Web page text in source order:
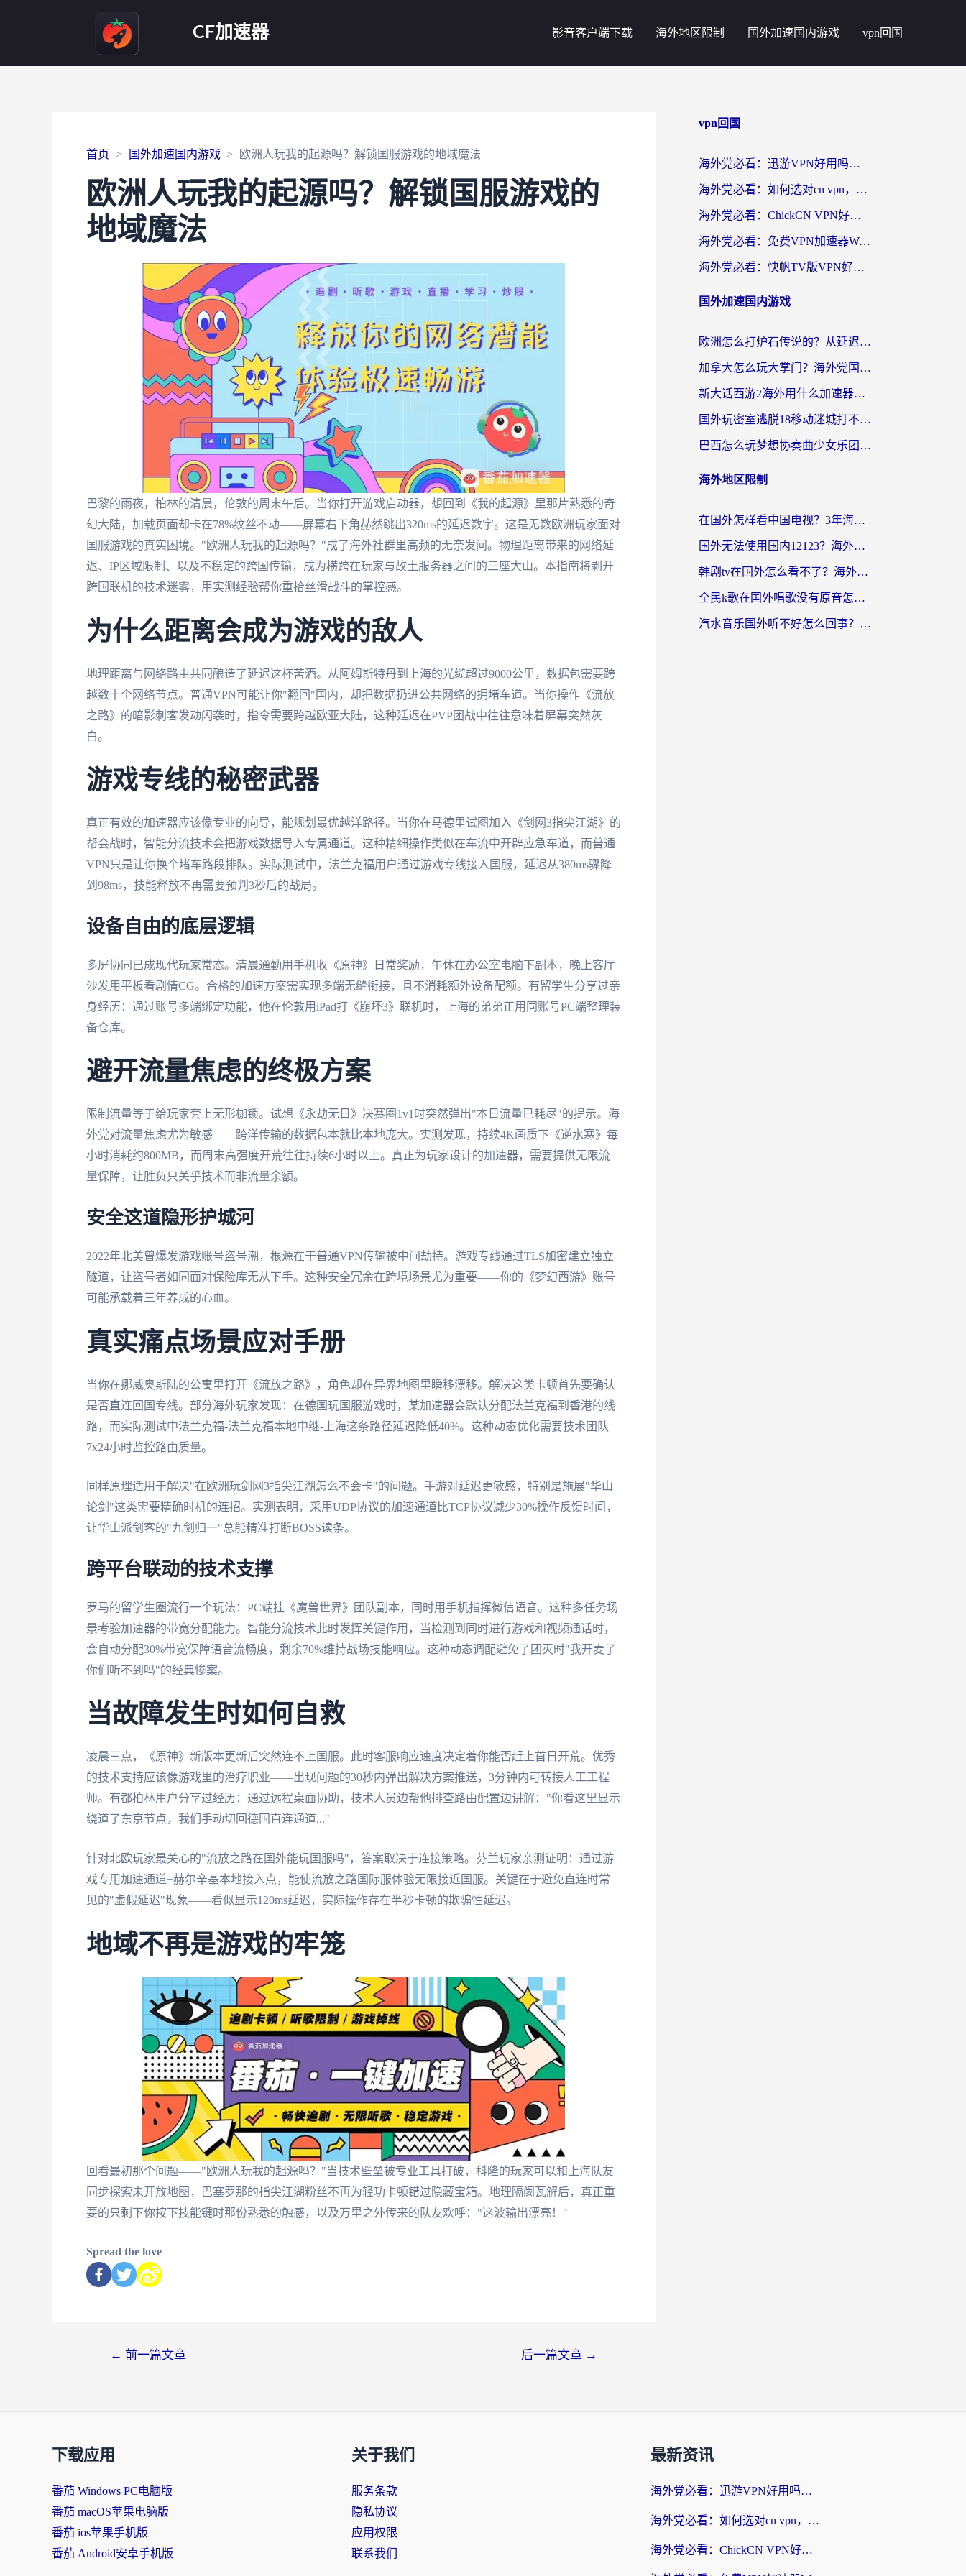
CF加速器 影音客户端下载 海外地区限制 国外加速国内游戏 vpn回国
首页 国外加速国内游戏 欧洲人玩我的起源吗？解锁国服游戏的地域魔法
欧洲人玩我的起源吗？解锁国服游戏的
地域魔法
巴黎的雨夜，柏林的清晨，伦敦的周末午后。当你打开游戏启动器，想回到《我的起源》里那片熟悉的奇
幻大陆，加载页面却卡在78%纹丝不动——屏幕右下角赫然跳出320ms的延迟数字。这是无数欧洲玩家面对
国服游戏的真实困境。"欧洲人玩我的起源吗？"成了海外社群里高频的无奈发问。物理距离带来的网络延
迟、IP区域限制、以及不稳定的跨国传输，成为横跨在玩家与故土服务器之间的三座大山。本指南将剥开
跨国联机的技术迷雾，用实测经验帮你重拾丝滑战斗的掌控感。
为什么距离会成为游戏的敌人
地理距离与网络路由共同酿造了延迟这杯苦酒。从阿姆斯特丹到上海的光缆超过9000公里，数据包需要跨
越数十个网络节点。普通VPN可能让你"翻回"国内，却把数据扔进公共网络的拥堵车道。当你操作《流放
之路》的暗影刺客发动闪袭时，指令需要跨越欧亚大陆，这种延迟在PVP团战中往往意味着屏幕突然灰
白。
游戏专线的秘密武器
真正有效的加速器应该像专业的向导，能规划最优越洋路径。当你在马德里试图加入《剑网3指尖江湖》的
帮会战时，智能分流技术会把游戏数据导入专属通道。这种精细操作类似在车流中开辟应急车道，而普通
VPN只是让你换个堵车路段排队。实际测试中，法兰克福用户通过游戏专线接入国服，延迟从380ms骤降
到98ms，技能释放不再需要预判3秒后的战局。
设备自由的底层逻辑
多屏协同已成现代玩家常态。清晨通勤用手机收《原神》日常奖励，午休在办公室电脑下副本，晚上客厅
沙发用平板看剧情CG。合格的加速方案需实现多端无缝衔接，且不消耗额外设备配额。有留学生分享过亲
身经历：通过账号多端绑定功能，他在伦敦用iPad打《崩坏3》联机时，上海的弟弟正用同账号PC端整理装
备仓库。
避开流量焦虑的终极方案
限制流量等于给玩家套上无形枷锁。试想《永劫无日》决赛圈1v1时突然弹出"本日流量已耗尽"的提示。海
外党对流量焦虑尤为敏感——跨洋传输的数据包本就比本地庞大。实测发现，持续4K画质下《逆水寒》每
小时消耗约800MB，而周末高强度开荒往往持续6小时以上。真正为玩家设计的加速器，需要提供无限流
量保障，让胜负只关乎技术而非流量余额。
安全这道隐形护城河
2022年北美曾爆发游戏账号盗号潮，根源在于普通VPN传输被中间劫持。游戏专线通过TLS加密建立独立
隧道，让盗号者如同面对保险库无从下手。这种安全冗余在跨境场景尤为重要——你的《梦幻西游》账号
可能承载着三年养成的心血。
真实痛点场景应对手册
当你在挪威奥斯陆的公寓里打开《流放之路》，角色却在异界地图里瞬移漂移。解决这类卡顿首先要确认
是否直连回国专线。部分海外玩家发现：在德国玩国服游戏时，某加速器会默认分配法兰克福到香港的线
路，而实际测试中法兰克福-法兰克福本地中继-上海这条路径延迟降低40%。这种动态优化需要技术团队
7x24小时监控路由质量。
同样原理适用于解决"在欧洲玩剑网3指尖江湖怎么不会卡"的问题。手游对延迟更敏感，特别是施展"华山
论剑"这类需要精确时机的连招。实测表明，采用UDP协议的加速通道比TCP协议减少30%操作反馈时间，
让华山派剑客的"九剑归一"总能精准打断BOSS读条。
跨平台联动的技术支撑
罗马的留学生圈流行一个玩法：PC端挂《魔兽世界》团队副本，同时用手机指挥微信语音。这种多任务场
景考验加速器的带宽分配能力。智能分流技术此时发挥关键作用，当检测到同时进行游戏和视频通话时，
会自动分配30%带宽保障语音流畅度，剩余70%维持战场技能响应。这种动态调配避免了团灭时"我开麦了
你们听不到吗"的经典惨案。
当故障发生时如何自救
凌晨三点，《原神》新版本更新后突然连不上国服。此时客服响应速度决定着你能否赶上首日开荒。优秀
的技术支持应该像游戏里的治疗职业——出现问题的30秒内弹出解决方案推送，3分钟内可转接人工工程
师。有都柏林用户分享过经历：通过远程桌面协助，技术人员边帮他排查路由配置边讲解："你看这里显示
绕道了东京节点，我们手动切回德国直连通道..."
针对北欧玩家最关心的"流放之路在国外能玩国服吗"，答案取决于连接策略。芬兰玩家亲测证明：通过游
戏专用加速通道+赫尔辛基本地接入点，能使流放之路国际服体验无限接近国服。关键在于避免直连时常
见的"虚假延迟"现象——看似显示120ms延迟，实际操作存在半秒卡顿的欺骗性延迟。
地域不再是游戏的牢笼
回看最初那个问题——"欧洲人玩我的起源吗？"当技术壁垒被专业工具打破，科隆的玩家可以和上海队友
同步探索未开放地图，巴塞罗那的指尖江湖粉丝不再为轻功卡顿错过隐藏宝箱。地理隔阂瓦解后，真正重
要的只剩下你按下技能键时那份熟悉的触感，以及万里之外传来的队友欢呼："这波输出漂亮！"
Spread the love
← 前一篇文章 后一篇文章 →
vpn回国
海外党必看：迅游VPN好用吗？和番茄加速器VPN对比哪个回国效果更好？
海外党必看：如何选对cn vpn，轻松解锁国内影音游戏？
海外党必看：ChickCN VPN好用吗？和星河VPN对比哪个回国效果更好？附真实体验+避坑指南
海外党必看：免费VPN加速器Windows版怎么选？附真实测评与无缝访问国内资源指南
海外党必看：快帆TV版VPN好用吗？和hi龟龟VPN对比哪个回国效果更好？附免费加速器选择指南
国外加速国内游戏
欧洲怎么打炉石传说的？从延迟999到丝滑上分，我找到了靠谱加速器
加拿大怎么玩大掌门？海外党国服游戏加速避坑指南（附实用工具推荐）
新大话西游2海外用什么加速器登录？老玩家亲测有效的国服游戏加速指南
国外玩密室逃脱18移动迷城打不开怎么办？海外玩家亲测有效的解决指南
巴西怎么玩梦想协奏曲少女乐团派对？海外党必看的国服游戏加速全攻略（附波兰天涯明月刀实用技巧）
海外地区限制
在国外怎样看中国电视？3年海外党亲测有效的追剧加速器指南
国外无法使用国内12123？海外华人必看：选对回国加速器，解决迪拜语音+12123访问难题
韩剧tv在国外怎么看不了？海外党追剧自由的终极解决方案来了
全民k歌在国外唱歌没有原音怎么办？别让地域限制毁了你的麦霸时刻
汽水音乐国外听不好怎么回事？海外党亲测有效的回国加速方案来了
下载应用
番茄 Windows PC电脑版
番茄 macOS苹果电脑版
番茄 ios苹果手机版
番茄 Android安卓手机版
关于我们
服务条款
隐私协议
应用权限
联系我们
最新资讯
海外党必看：迅游VPN好用吗？和番茄加速器VPN对比哪个回国效果更好？
海外党必看：如何选对cn vpn，轻松解锁国内影音游戏？
海外党必看：ChickCN VPN好用吗？和星河VPN对比哪个回国效果更好？附真实体验+避坑指南